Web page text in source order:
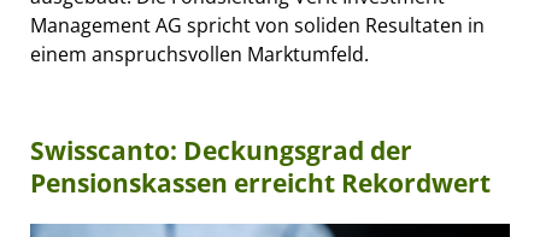
Management AG spricht von soliden Resultaten in
einem anspruchsvollen Marktumfeld.
Swisscanto: Deckungsgrad der
Pensionskassen erreicht Rekordwert